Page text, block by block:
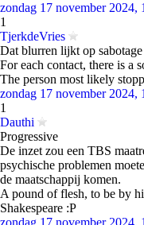
zondag 17 november 2024,
1
TjerkdeVries
Dat blurren lijkt op
For each contact, there is a
The person most likely
zondag 17 november 2024,
1
Dauthi
Progressive
De inzet zou een TBS
psychische problemen
de maatschappij komen.
A pound of flesh, to be by
Shakespeare :P
zondag 17 november 2024,